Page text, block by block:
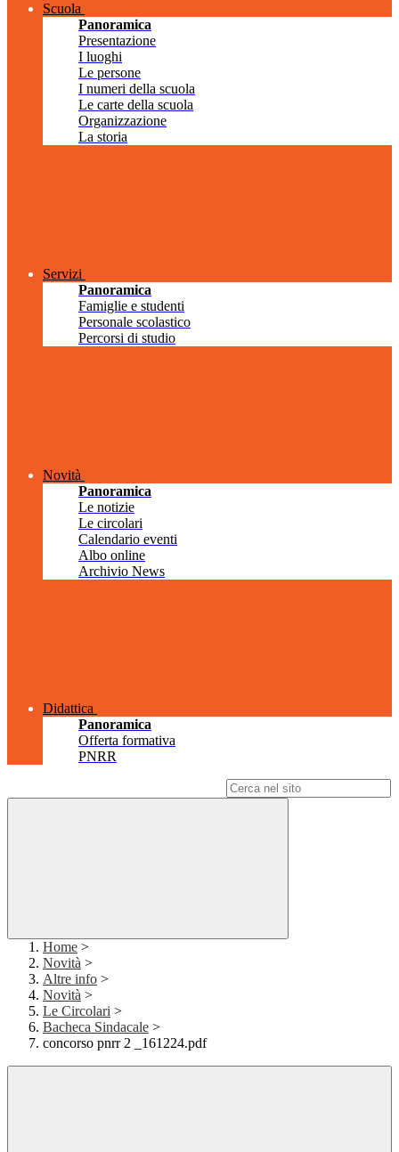
Scuola
Panoramica
Presentazione
I luoghi
Le persone
I numeri della scuola
Le carte della scuola
Organizzazione
La storia
Servizi
Panoramica
Famiglie e studenti
Personale scolastico
Percorsi di studio
Novità
Panoramica
Le notizie
Le circolari
Calendario eventi
Albo online
Archivio News
Didattica
Panoramica
Offerta formativa
PNRR
Home >
Novità >
Altre info >
Novità >
Le Circolari >
Bacheca Sindacale >
concorso pnrr 2 _161224.pdf